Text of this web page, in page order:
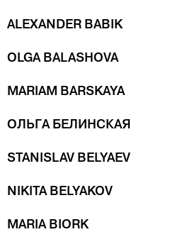
ALEXANDER BABIK
OLGA BALASHOVA
MARIAM BARSKAYA
ОЛЬГА БЕЛИНСКАЯ
STANISLAV BELYAEV
NIKITA BELYAKOV
MARIA BIORK